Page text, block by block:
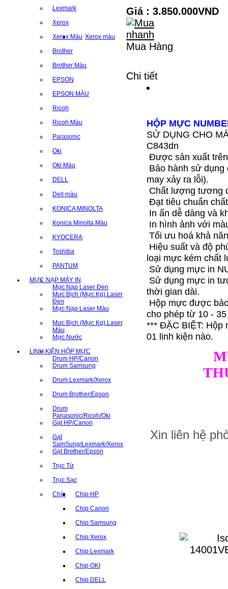
Lexmark
Xerox
Xerox Màu Xerox màu
Brother
Brother Màu
EPSON
EPSON MÀU
Ricoh
Ricoh Màu
Parasonic
Oki
Oki Màu
DELL
Dell màu
KONICA MINOLTA
Konica Minolta Màu
KYOCERA
Toshiba
PANTUM
MỰC NẠP MÁY IN
Mực Nạp Laser Đen
Mưc Bịch (Mực Kg) Laser
Đen
Mực Nạp Laser Màu
Mưc Bịch (Mực Kg) Laser
Màu
Mực Nước
LINH KIỆN HỘP MỰC
Drum HP/Canon
Drum Samsung
Drum Lexmark/Xerox
Drum Brother/Epson
Drum
Panasonic/Ricoh/Oki
Gạt HP/Canon
Gạt
SamSung/Lexmark/Xerox
Gạt Brother/Epson
Trục Từ
Trục Sạc
Chíp Chip HP
Chip Canon
Chip Samsung
Chip Xerox
Chip Lexmark
Chip OKI
Chip DELL
Giá : 3.850.000VND
Mua Hàng
Chi tiết
HỘP MỰC
SỬ DỤNG CHO
C843dn
Được sản xuất
Bảo hành sử
may xảy ra lỗi).
Chất lượng tương
Đạt tiêu chuẩn
In ấn dễ dàng và
In hình ảnh với
Tối ưu hoá khả
Hiệu suất và độ
loại mực kém chất
Sử dụng mực in
Sử dụng mực in
thời gian dài.
Hộp mực được
cho phép từ 10 -
*** ĐẶC BIỆT: Hộp
01 linh kiện nào.
Xin liên hệ